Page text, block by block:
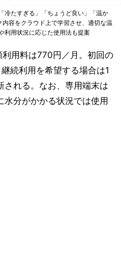
冷たすぎる」「ちょうど良い」「温か
容をクラウド上で学習させ、適切な温
利用状況に応じた使用法も提案
用料は770円／月。初回の
続利用を希望する場合は1
される。なお、専用端末は
水分がかかる状況では使用